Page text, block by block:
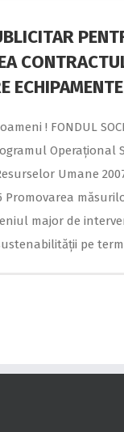
ECHIPAMENTE
! FONDUL
Operaţional
Umane
Promovarea
major de
pe